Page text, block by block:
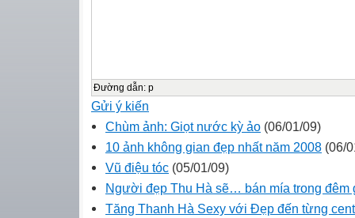
Đường dẫn: p
Gửi ý kiến
Chùm ảnh: Giọt nước kỳ ảo (06/01/09)
10 ảnh không gian đẹp nhất năm 2008 (06/
Vũ điệu tóc (05/01/09)
Người đẹp Thu Hà sẽ… bán mía trong đêm
Tăng Thanh Hà Sexy với Đẹp đến từng